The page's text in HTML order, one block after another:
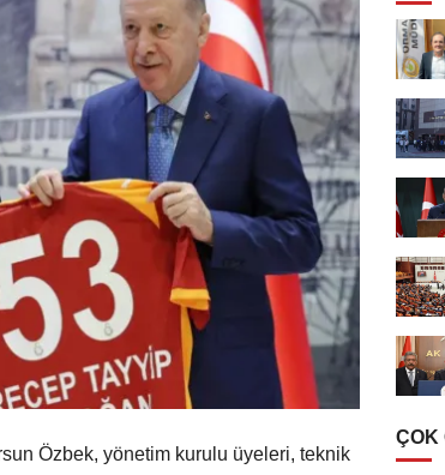
Özbek, yönetim kurulu üyeleri, teknik
ÇOK